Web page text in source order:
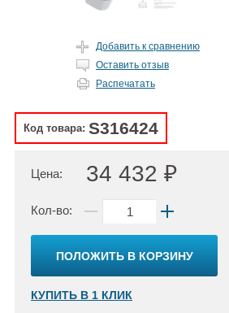
Добавить к сравнению
Оставить отзыв
Распечатать
Код товара: S316424
Цена: 34 432 ₽
Кол-во:
ПОЛОЖИТЬ В КОРЗИНУ
КУПИТЬ В 1 КЛИК